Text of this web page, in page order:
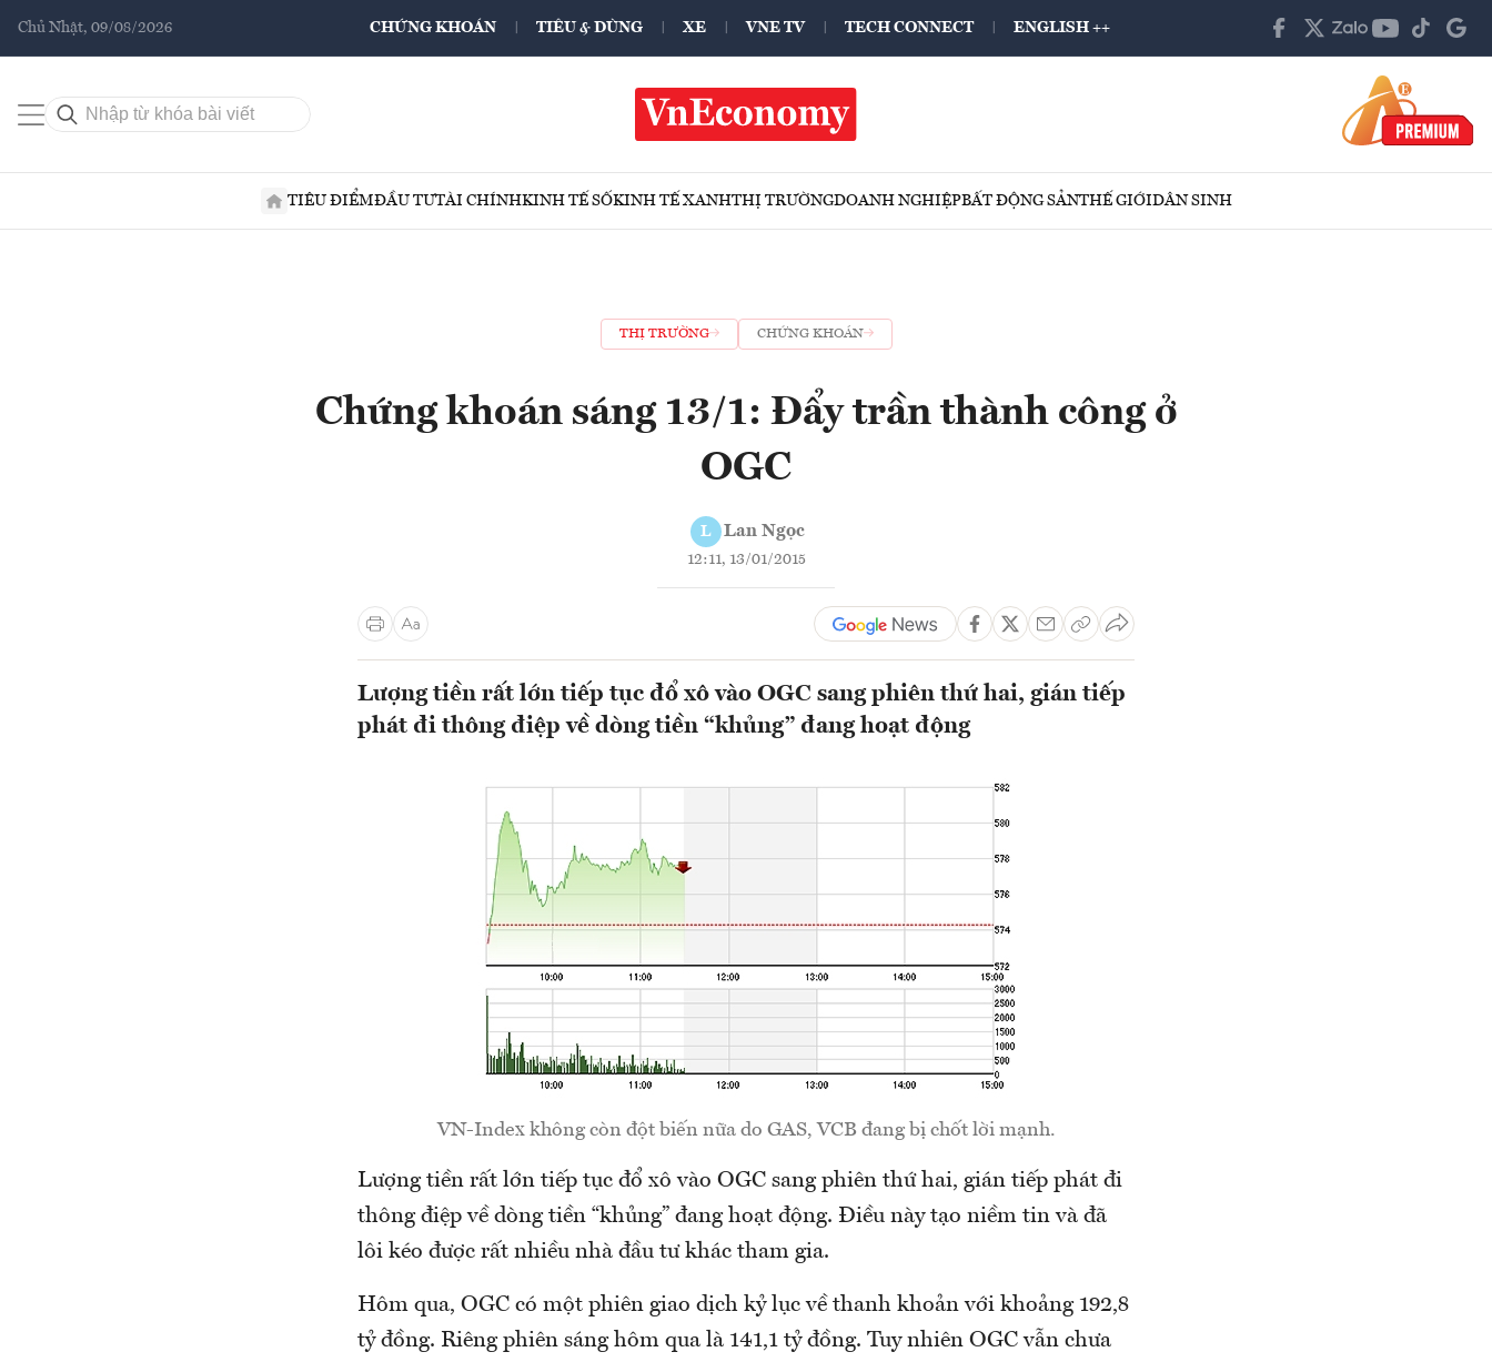
Chủ Nhật, 09/08/2026 CHỨNG KHOÁN TIÊU & DÙNG XE VNE TV TECH CONNECT ENGLISH ++
TIÊU ĐIỂMĐẦU TƯTÀI CHÍNHKINH TẾ SỐKINH TẾ XANHTHỊ TRƯỜNGDOANH NGHIỆPBẤT ĐỘNG SẢNTHẾ GIỚIDÂN SINH
THỊ TRƯỜNG CHỨNG KHOÁN
Chứng khoán sáng 13/1: Đẩy trần thành công ở
OGC
L Lan Ngọc
12:11, 13/01/2015
Lượng tiền rất lớn tiếp tục đổ xô vào OGC sang phiên thứ hai, gián tiếp
phát đi thông điệp về dòng tiền “khủng” đang hoạt động
VN-Index không còn đột biến nữa do GAS, VCB đang bị chốt lời mạnh.
Lượng tiền rất lớn tiếp tục đổ xô vào OGC sang phiên thứ hai, gián tiếp phát đi
thông điệp về dòng tiền “khủng” đang hoạt động. Điều này tạo niềm tin và đã
lôi kéo được rất nhiều nhà đầu tư khác tham gia.
Hôm qua, OGC có một phiên giao dịch kỷ lục về thanh khoản với khoảng 192,8
tỷ đồng. Riêng phiên sáng hôm qua là 141,1 tỷ đồng. Tuy nhiên OGC vẫn chưa